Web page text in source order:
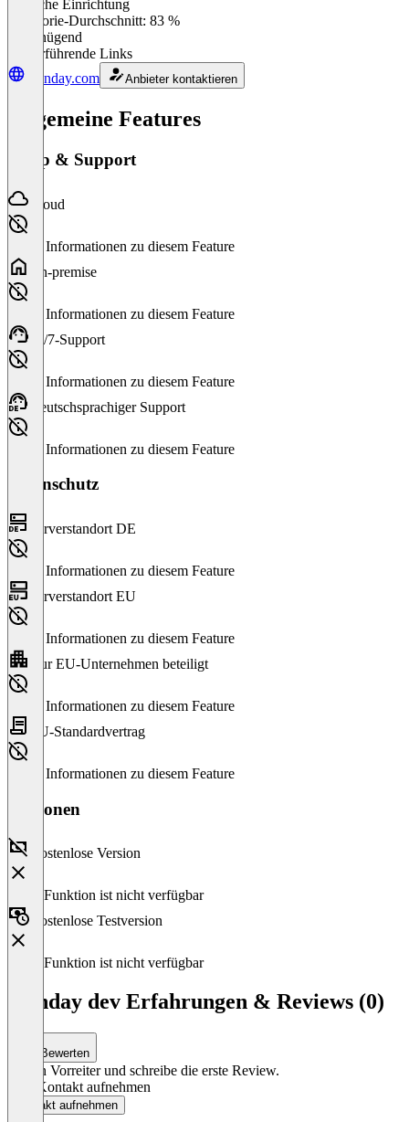
Einfache Einrichtung
Kategorie-Durchschnitt: 83 %
Ungenügend
Weiterführende Links
monday.com
Anbieter kontaktieren
Allgemeine Features
Setup & Support
Cloud
Keine Informationen zu diesem Feature
On-premise
Keine Informationen zu diesem Feature
24/7-Support
Keine Informationen zu diesem Feature
Deutschsprachiger Support
Keine Informationen zu diesem Feature
Datenschutz
Serverstandort DE
Keine Informationen zu diesem Feature
Serverstandort EU
Keine Informationen zu diesem Feature
Nur EU-Unternehmen beteiligt
Keine Informationen zu diesem Feature
EU-Standardvertrag
Keine Informationen zu diesem Feature
Versionen
Kostenlose Version
Diese Funktion ist nicht verfügbar
Kostenlose Testversion
Diese Funktion ist nicht verfügbar
monday dev Erfahrungen & Reviews (0)
Bewerten
Sei ein Vorreiter und schreibe die erste Review.
Jetzt Kontakt aufnehmen
Kontakt aufnehmen